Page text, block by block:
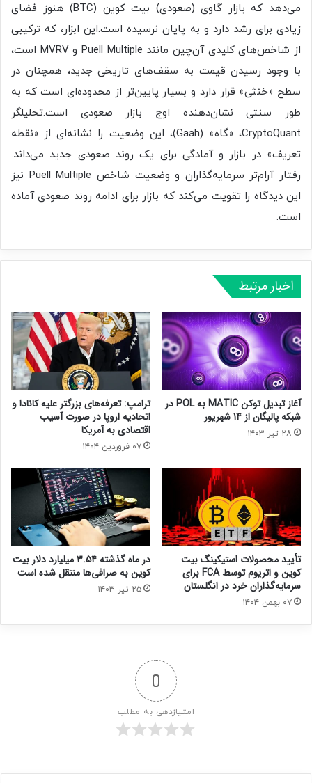
می‌دهد که بازار گاوی (صعودی) بیت‌ کوین (BTC) هنوز فضای
زیادی برای رشد دارد و به پایان نرسیده است.این ابزار، که ترکیبی
از شاخص‌های کلیدی آن‌چین مانند Puell Multiple و MVRV است،
با وجود رسیدن قیمت به سقف‌های تاریخی جدید، همچنان در
سطح «خنثی» قرار دارد و بسیار پایین‌تر از محدوده‌ای است که به
طور سنتی نشان‌دهنده اوج بازار صعودی است.تحلیلگر
CryptoQuant، «گاه» (Gaah)، این وضعیت را نشانه‌ای از «نقطه
تعریف» در بازار و آمادگی برای یک روند صعودی جدید می‌داند.
رفتار آرام‌تر سرمایه‌گذاران و وضعیت شاخص Puell Multiple نیز
این دیدگاه را تقویت می‌کند که بازار برای ادامه روند صعودی آماده
است.
اخبار مرتبط
آغاز تبدیل توکن MATIC به POL در
شبکه پالیگان از ۱۴ شهریور
۲۸ تیر ۱۴۰۳
ترامپ: تعرفه‌های بزرگتر علیه کانادا و
اتحادیه اروپا در صورت آسیب
اقتصادی به آمریکا
۰۷ فروردین ۱۴۰۴
تأیید محصولات استیکینگ بیت
کوین و اتریوم توسط FCA برای
سرمایه‌گذاران خرد در انگلستان
۰۷ بهمن ۱۴۰۴
در ماه گذشته ۳.۵۴ میلیارد دلار بیت‌
کوین به صرافی‌ها منتقل شده است
۲۵ تیر ۱۴۰۳
0
امتیازدهی به مطلب